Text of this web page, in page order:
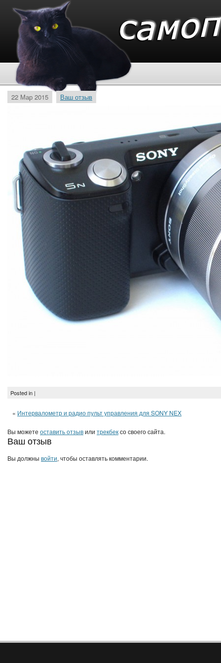
22 Мар 2015 Ваш отзыв
Posted in |
« Интервалометр и радио пульт управления для SONY NEX
Вы можете оставить отзывили трекбексо своего сайта.
Ваш отзыв
Вы должны войти, чтобы оставлять комментарии.